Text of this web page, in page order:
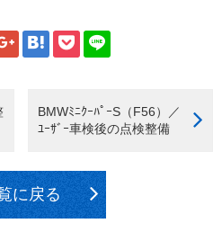
BMWﾐﾆｸｰﾊﾟｰS（F56）／
ﾕｰｻﾞｰ車検後の点検整備
に戻る